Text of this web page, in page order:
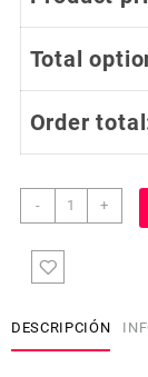
Total
Order
-
Jersey
de
Estandar
+
DESCRIPCIÓN